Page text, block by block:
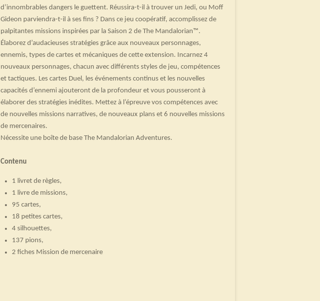
d’innombrables dangers le guettent. Réussira-t-il à trouver un Jedi, ou Moff
Gideon parviendra-t-il à ses fins ? Dans ce jeu coopératif, accomplissez de
palpitantes missions inspirées par la Saison 2 de The Mandalorian™.
Élaborez d’audacieuses stratégies grâce aux nouveaux personnages,
ennemis, types de cartes et mécaniques de cette extension. Incarnez 4
nouveaux personnages, chacun avec différents styles de jeu, compétences
et tactiques. Les cartes Duel, les événements continus et les nouvelles
capacités d’ennemi ajouteront de la profondeur et vous pousseront à
élaborer des stratégies inédites. Mettez à l’épreuve vos compétences avec
de nouvelles missions narratives, de nouveaux plans et 6 nouvelles missions
de mercenaires.
Nécessite une boîte de base The Mandalorian Adventures.
Contenu
1 livret de règles,
1 livre de missions,
95 cartes,
18 petites cartes,
4 silhouettes,
137 pions,
2 fiches Mission de mercenaire